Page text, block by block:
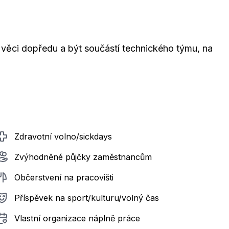
dopředu a být součástí technického týmu, na
Zdravotní volno/sickdays
Zvýhodněné půjčky zaměstnancům
Občerstvení na pracovišti
Příspěvek na sport/kulturu/volný čas
Vlastní organizace náplně práce